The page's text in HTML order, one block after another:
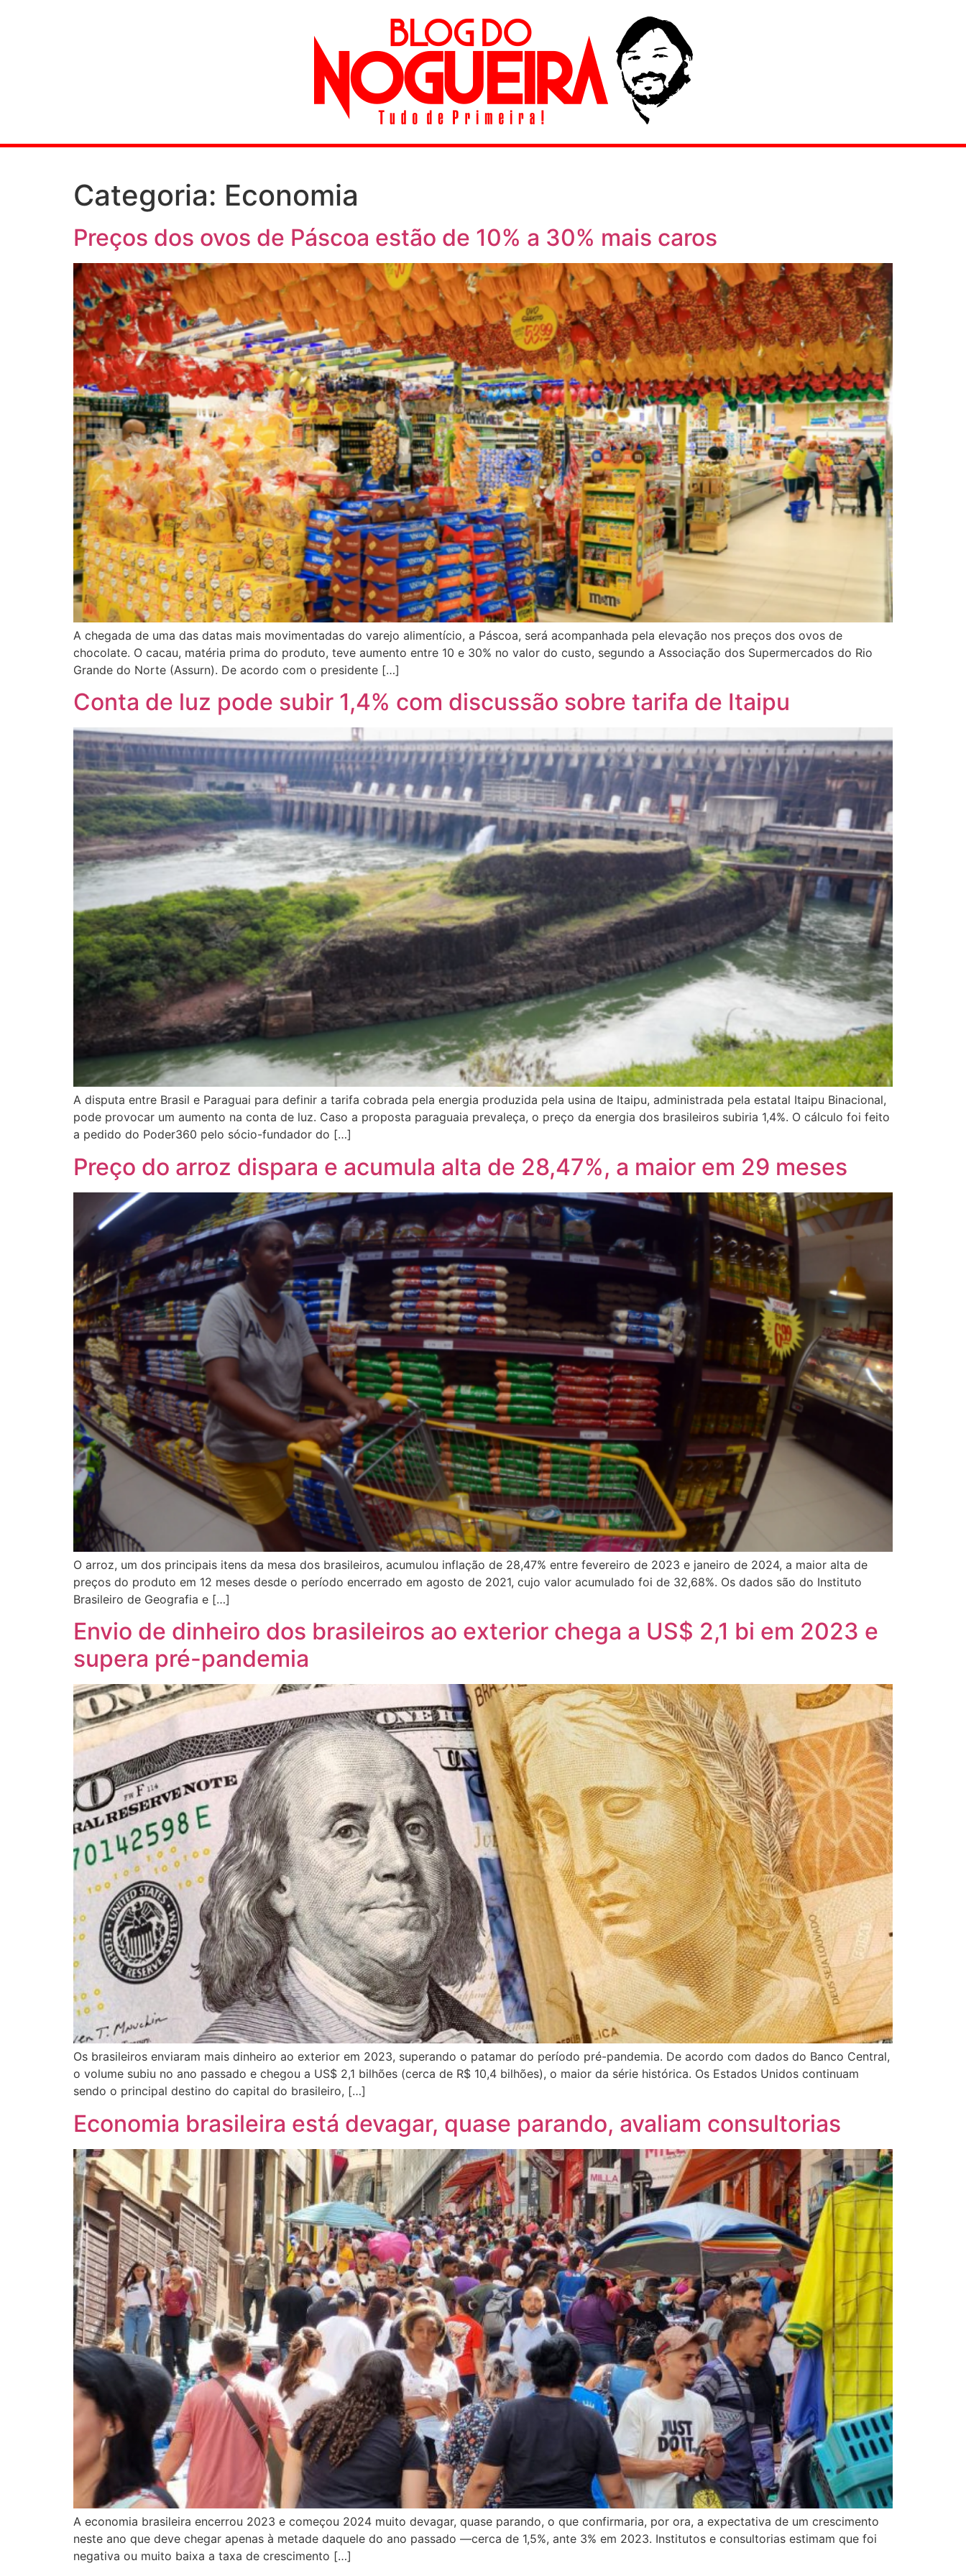
Categoria: Economia
Preços dos ovos de Páscoa estão de 10% a 30% mais caros
A chegada de uma das datas mais movimentadas do varejo alimentício, a Páscoa, será acompanhada pela elevação nos preços dos ovos de
chocolate. O cacau, matéria prima do produto, teve aumento entre 10 e 30% no valor do custo, segundo a Associação dos Supermercados do Rio
Grande do Norte (Assurn). De acordo com o presidente […]
Conta de luz pode subir 1,4% com discussão sobre tarifa de Itaipu
A disputa entre Brasil e Paraguai para definir a tarifa cobrada pela energia produzida pela usina de Itaipu, administrada pela estatal Itaipu Binacional,
pode provocar um aumento na conta de luz. Caso a proposta paraguaia prevaleça, o preço da energia dos brasileiros subiria 1,4%. O cálculo foi feito
a pedido do Poder360 pelo sócio-fundador do […]
Preço do arroz dispara e acumula alta de 28,47%, a maior em 29 meses
O arroz, um dos principais itens da mesa dos brasileiros, acumulou inflação de 28,47% entre fevereiro de 2023 e janeiro de 2024, a maior alta de
preços do produto em 12 meses desde o período encerrado em agosto de 2021, cujo valor acumulado foi de 32,68%. Os dados são do Instituto
Brasileiro de Geografia e […]
Envio de dinheiro dos brasileiros ao exterior chega a US$ 2,1 bi em 2023 e
supera pré-pandemia
Os brasileiros enviaram mais dinheiro ao exterior em 2023, superando o patamar do período pré-pandemia. De acordo com dados do Banco Central,
o volume subiu no ano passado e chegou a US$ 2,1 bilhões (cerca de R$ 10,4 bilhões), o maior da série histórica. Os Estados Unidos continuam
sendo o principal destino do capital do brasileiro, […]
Economia brasileira está devagar, quase parando, avaliam consultorias
A economia brasileira encerrou 2023 e começou 2024 muito devagar, quase parando, o que confirmaria, por ora, a expectativa de um crescimento
neste ano que deve chegar apenas à metade daquele do ano passado —cerca de 1,5%, ante 3% em 2023. Institutos e consultorias estimam que foi
negativa ou muito baixa a taxa de crescimento […]